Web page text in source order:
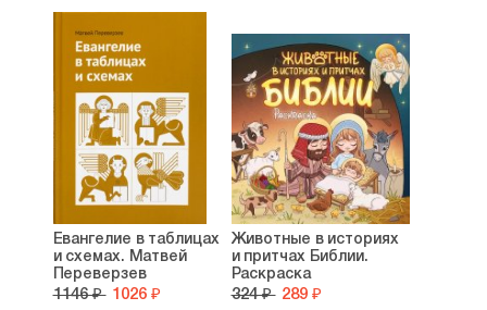
Евангелие в таблицах
и схемах. Матвей
Переверзев
1146 ₽ 1026 ₽
Животные в историях
и притчах Библии.
Раскраска
324 ₽ 289 ₽